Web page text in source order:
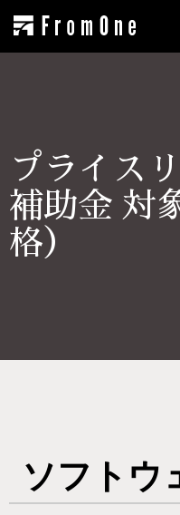
プライス
補助金 対
格）
ソフトウ